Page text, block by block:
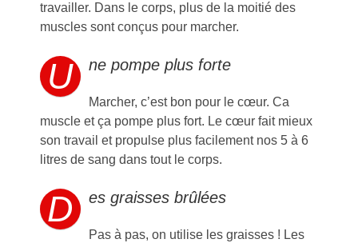
travailler. Dans le corps, plus de la moitié des
muscles sont conçus pour marcher.
U ne pompe plus forte
Marcher, c’est bon pour le cœur. Ca
muscle et ça pompe plus fort. Le cœur fait mieux
son travail et propulse plus facilement nos 5 à 6
litres de sang dans tout le corps.
D es graisses brûlées
Pas à pas, on utilise les graisses ! Les